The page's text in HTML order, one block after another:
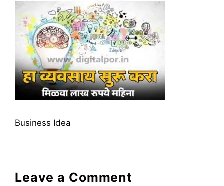
Business Idea
Leave a Comment